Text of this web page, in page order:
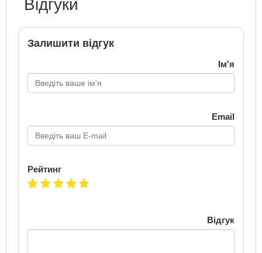
Відгуки
Залишити відгук
Ім'я
Email
Рейтинг
Відгук